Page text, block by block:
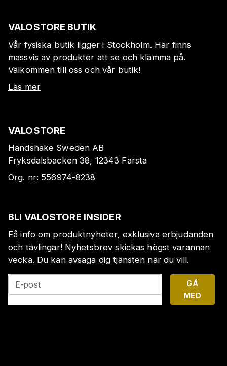
VALOSTORE BUTIK
Vår fysiska butik ligger i Stockholm. Här finns
massvis av produkter att se och klämma på.
Välkommen till oss och vår butik!
Läs mer
VALOSTORE
Handshake Sweden AB
Fryksdalsbacken 38, 12343 Farsta
Org. nr: 556974-8238
BLI VALOSTORE INSIDER
Få info om produktnyheter, exklusiva erbjudanden
och tävlingar! Nyhetsbrev skickas högst varannan
vecka. Du kan avsäga dig tjänsten när du vill.
E-post
GÅ
MED